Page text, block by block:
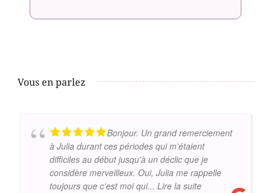
Vous en parlez
Bonjour. Un grand remerciement
à Julia durant ces périodes qui m'étaient
difficiles au début jusqu'à un déclic que je
considère merveilleux. Oui, Julia me rappelle
toujours que c'est moi qui... Lire la suite